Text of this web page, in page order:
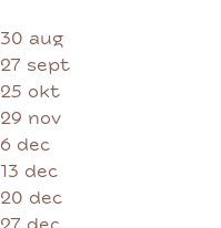
30 aug
27 sept
25 okt
29 nov
6 dec
13 dec
20 dec